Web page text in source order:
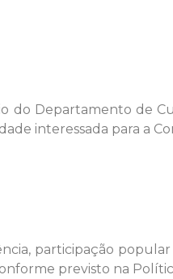
do Departamento de
interessada para a
participação
previsto na